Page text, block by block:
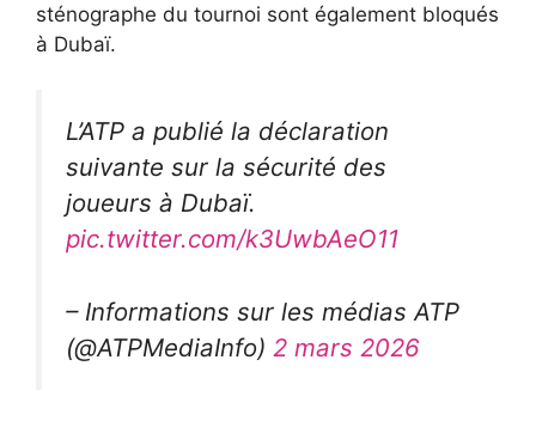
sténographe du tournoi sont également bloqués
à Dubaï.
L’ATP a publié la déclaration
suivante sur la sécurité des
joueurs à Dubaï.
pic.twitter.com/k3UwbAeO11
– Informations sur les médias ATP
(@ATPMediaInfo) 2 mars 2026